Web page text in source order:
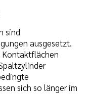
sind
ausgesetzt.
Kontaktflächen
sich so länger im